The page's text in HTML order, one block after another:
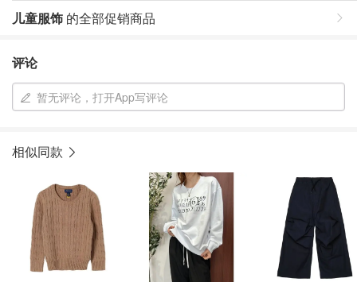
儿童服饰 的全部促销商品
评论
暂无评论，打开App写评论
相似同款